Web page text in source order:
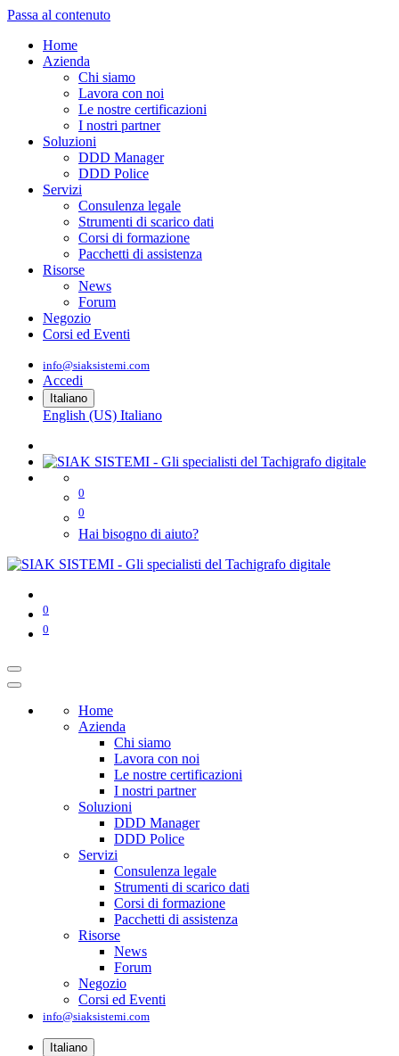
Passa al contenuto
Home
Azienda
Chi siamo
Lavora con noi
Le nostre certificazioni
I nostri partner
Soluzioni
DDD Manager
DDD Police
Servizi
Consulenza legale
Strumenti di scarico dati
Corsi di formazione
Pacchetti di assistenza
Risorse
News
Forum
Negozio
Corsi ed Eventi
info@siaksistemi.com
Accedi
Italiano
English (US) Italiano
0
0
Hai bisogno di aiuto?
0
0
Home
Azienda
Chi siamo
Lavora con noi
Le nostre certificazioni
I nostri partner
Soluzioni
DDD Manager
DDD Police
Servizi
Consulenza legale
Strumenti di scarico dati
Corsi di formazione
Pacchetti di assistenza
Risorse
News
Forum
Negozio
Corsi ed Eventi
info@siaksistemi.com
Italiano